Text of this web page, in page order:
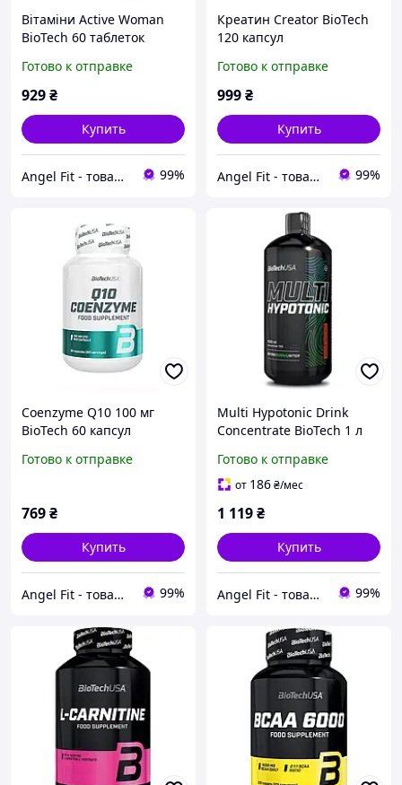
Вітаміни Active Woman
BioTech 60 таблеток
Готово к отправке
929₴
Купить
Angel Fit - товари для здоров'я, спорту та активного життя 99%
Креатин Creator BioTech
120 капсул
Готово к отправке
999₴
Купить
Angel Fit - товари для здоров'я, спорту та активного життя 99%
Coenzyme Q10 100 мг
BioTech 60 капсул
Готово к отправке
769₴
Купить
Angel Fit - товари для здоров'я, спорту та активного життя 99%
Multi Hypotonic Drink
Concentrate BioTech 1 л
Готово к отправке
от 186₴/мес
1 119₴
Купить
Angel Fit - товари для здоров'я, спорту та активного життя 99%